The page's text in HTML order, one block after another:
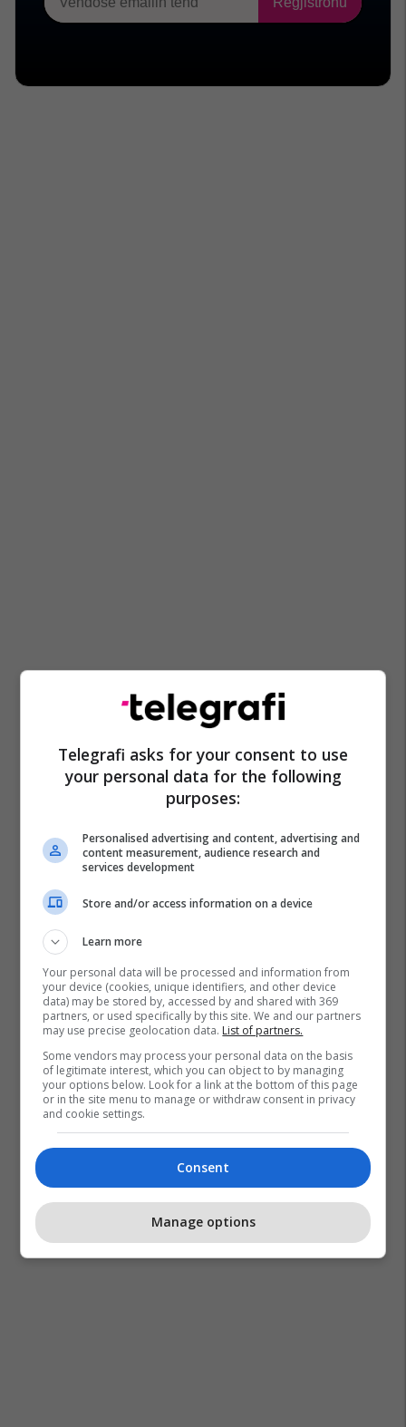
Telegrafi asks for your consent to use
your personal data for the following
purposes:
Personalised advertising and content, advertising and
content measurement, audience research and
services development
Store and/or access information on a device
Learn more
Your personal data will be processed and information from
your device (cookies, unique identifiers, and other device
data) may be stored by, accessed by and shared with 369
partners, or used specifically by this site. We and our partners
may use precise geolocation data. List of partners.
Some vendors may process your personal data on the basis
of legitimate interest, which you can object to by managing
your options below. Look for a link at the bottom of this page
or in the site menu to manage or withdraw consent in privacy
and cookie settings.
Consent
Manage options